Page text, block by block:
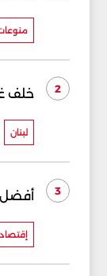
2 خلف
لبنان
3 أفضل 10 سيارات مناسبة
إقتصاد